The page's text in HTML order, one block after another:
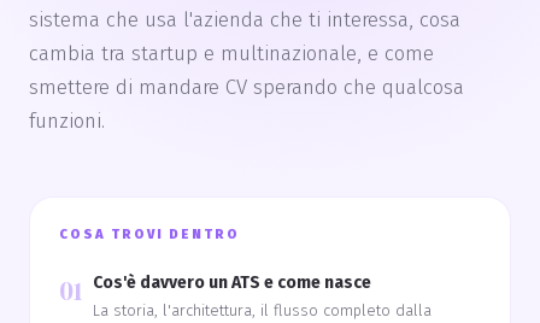
sistema che usa l'azienda che ti interessa, cosa
cambia tra startup e multinazionale, e come
smettere di mandare CV sperando che qualcosa
funzioni.
COSA TROVI DENTRO
01 Cos'è davvero un ATS e come nasce
La storia, l'architettura, il flusso completo dalla